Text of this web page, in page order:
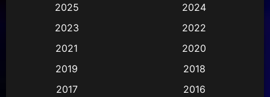
2025
2024
2023
2022
2021
2020
2019
2018
2017
2016